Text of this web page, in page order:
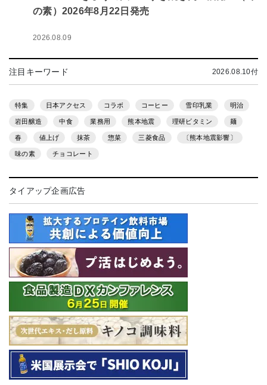
の素）2026年8月22日発売
2026.08.09
注目キーワード 2026.08.10付
特集 日本アクセス コラボ コーヒー 雪印乳業 明治
岩田醸造 中食 業務用 熊本地震 理研ビタミン 麺
春 値上げ 抹茶 惣菜 三菱食品 〔熊本地震影響〕
味の素 チョコレート
タイアップ企画広告